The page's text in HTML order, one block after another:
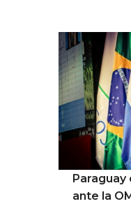
ante la